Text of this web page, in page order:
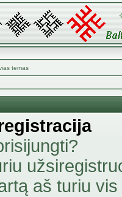
temas
aš turiu